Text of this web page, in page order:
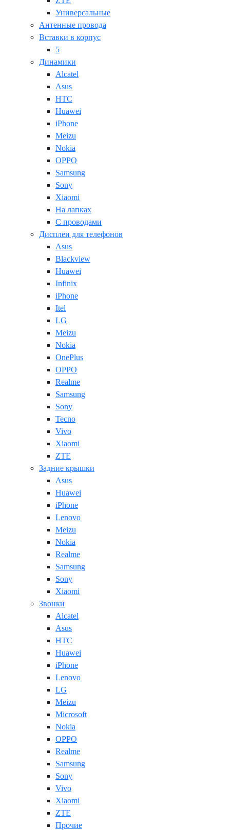
Универсальные
Антенные провода
Вставки в корпус
5
Динамики
Alcatel
Asus
HTC
Huawei
iPhone
Meizu
Nokia
OPPO
Samsung
Sony
Xiaomi
На лапках
С проводами
Дисплеи для телефонов
Asus
Blackview
Huawei
Infinix
iPhone
Itel
LG
Meizu
Nokia
OnePlus
OPPO
Realme
Samsung
Sony
Tecno
Vivo
Xiaomi
ZTE
Задние крышки
Asus
Huawei
iPhone
Lenovo
Meizu
Nokia
Realme
Samsung
Sony
Xiaomi
Звонки
Alcatel
Asus
HTC
Huawei
iPhone
Lenovo
LG
Meizu
Microsoft
Nokia
OPPO
Realme
Samsung
Sony
Vivo
Xiaomi
ZTE
Прочие